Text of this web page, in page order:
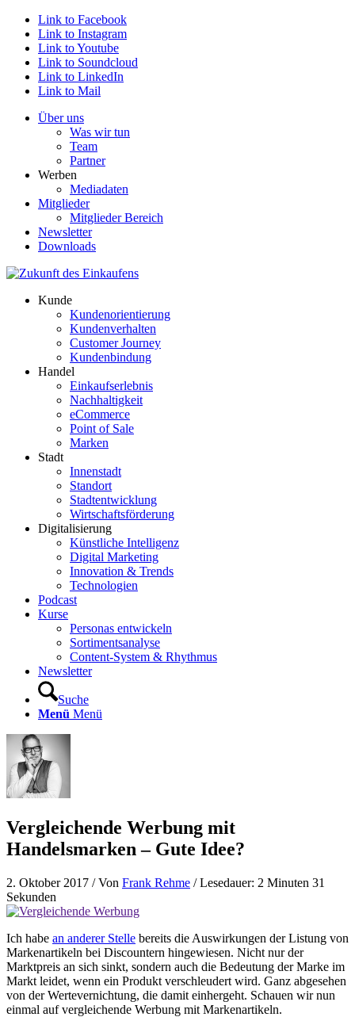
Link to Facebook
Link to Instagram
Link to Youtube
Link to Soundcloud
Link to LinkedIn
Link to Mail
Über uns
Was wir tun
Team
Partner
Werben
Mediadaten
Mitglieder
Mitglieder Bereich
Newsletter
Downloads
Kunde
Kundenorientierung
Kundenverhalten
Customer Journey
Kundenbindung
Handel
Einkaufserlebnis
Nachhaltigkeit
eCommerce
Point of Sale
Marken
Stadt
Innenstadt
Standort
Stadtentwicklung
Wirtschaftsförderung
Digitalisierung
Künstliche Intelligenz
Digital Marketing
Innovation & Trends
Technologien
Podcast
Kurse
Personas entwickeln
Sortimentsanalyse
Content-System & Rhythmus
Newsletter
Suche
Menü Menü
Vergleichende Werbung mit
Handelsmarken – Gute Idee?
2. Oktober 2017 / Von Frank Rehme / Lesedauer: 2 Minuten 31
Sekunden
Ich habe an anderer Stelle bereits die Auswirkungen der Listung von
Markenartikeln bei Discountern hingewiesen. Nicht nur der
Marktpreis an sich sinkt, sondern auch die Bedeutung der Marke im
Markt leidet, wenn ein Produkt verschleudert wird. Ganz abgesehen
von der Wertevernichtung, die damit einhergeht. Schauen wir nun
einmal auf vergleichende Werbung mit Markenartikeln.